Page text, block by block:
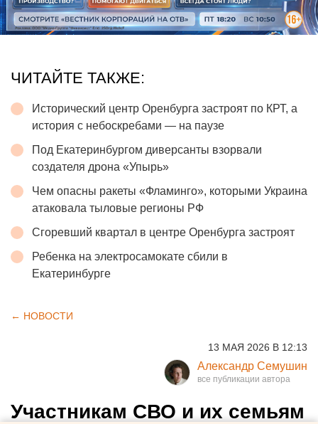
ЧИТАЙТЕ ТАКЖЕ:
Исторический центр Оренбурга застроят по КРТ, а
история с небоскребами — на паузе
Под Екатеринбургом диверсанты взорвали
создателя дрона «Упырь»
Чем опасны ракеты «Фламинго», которыми Украина
атаковала тыловые регионы РФ
Сгоревший квартал в центре Оренбурга застроят
Ребенка на электросамокате сбили в
Екатеринбурге
← НОВОСТИ
13 МАЯ 2026 В 12:13
Александр Семушин
Участникам СВО и их семьям